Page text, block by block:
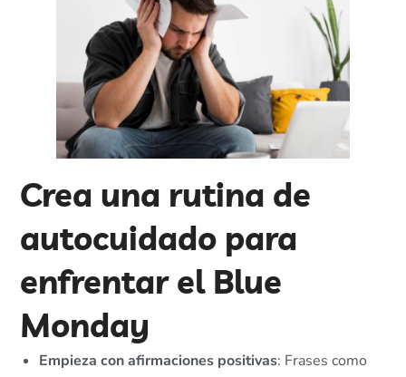
Crea una rutina de
autocuidado para
enfrentar el Blue
Monday
Empieza con afirmaciones positivas: Frases como